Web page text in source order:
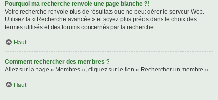
Pourquoi ma recherche renvoie une page blanche ?!
Votre recherche renvoie plus de résultats que ne peut gérer le serveur Web.
Utilisez la « Recherche avancée » et soyez plus précis dans le choix des
termes utilisés et des forums concernés par la recherche.
Haut
Comment rechercher des membres ?
Allez sur la page « Membres », cliquez sur le lien « Rechercher un membre ».
Haut